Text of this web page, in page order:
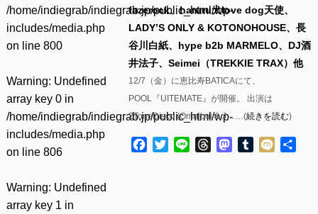
/home/indiegrab/indiegrab.jp/public_html/wp-
includes/media.php
on line 800
Warning: Undefined
array key 0 in
/home/indiegrab/indiegrab.jp/public_html/wp-
includes/media.php
on line 806
Warning: Undefined
array key 1 in
fazerock、haruru犬love dog天使、
LADY’S ONLY & KOTONOHOUSE、長
谷川白紙、hype b2b MARMELO、DJ酒
井法子、Seimei（TREKKIE TRAX）他
12/7（金）に恵比寿BATICAにて、
POOL『UITEMATE』が開催。 出演は
2ToneDisco (Omniboi & J……(続きを読む)
Facebook
TwitterLine ThreadsMastodon
Tumblr
Mixi